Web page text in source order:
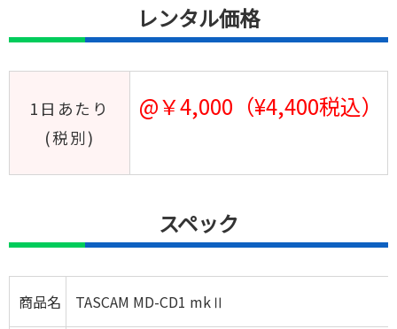
レンタル価格
1日あたり
(税別)
@￥4,000（¥4,400税込）
スペック
商品名 TASCAM MD-CD1 mkⅡ